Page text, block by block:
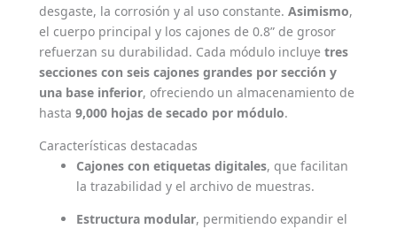
desgaste, la corrosión y al uso constante. Asimismo,
el cuerpo principal y los cajones de 0.8” de grosor
refuerzan su durabilidad. Cada módulo incluye tres
secciones con seis cajones grandes por sección y
una base inferior, ofreciendo un almacenamiento de
hasta 9,000 hojas de secado por módulo.
Características destacadas
Cajones con etiquetas digitales, que facilitan
la trazabilidad y el archivo de muestras.
Estructura modular, permitiendo expandir el